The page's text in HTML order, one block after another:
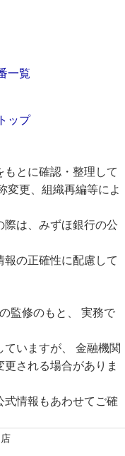
一覧
ップ
とに確認・整理して
変更、組織再編等によ
は、みずほ銀行の公
の正確性に配慮して
監修のもと、 実務で
いますが、 金融機関
される場合がありま
情報もあわせてご確